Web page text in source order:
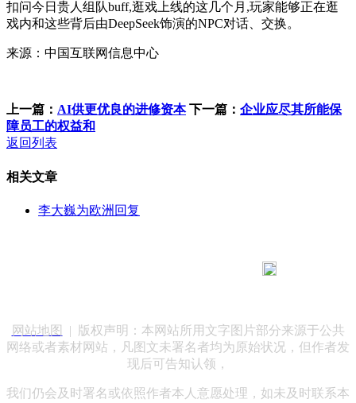
扣问今日贵人组队buff,逛戏上线的这几个月,玩家能够正在逛
戏内和这些背后由DeepSeek饰演的NPC对话、交换。
来源：中国互联网信息中心
上一篇： AI供更优良的进修资本 下一篇： 企业应尽其所能保
障员工的权益和
返回列表
相关文章
李大巍为欧洲回复
网站地图
| 版权声明：本网站所用文字图片部分来源于公共
网络或者素材网站，凡图文未署名者均为原始状况，但作者发
现后可告知认领，
我们仍会及时署名或依照作者本人意愿处理，如未及时联系本